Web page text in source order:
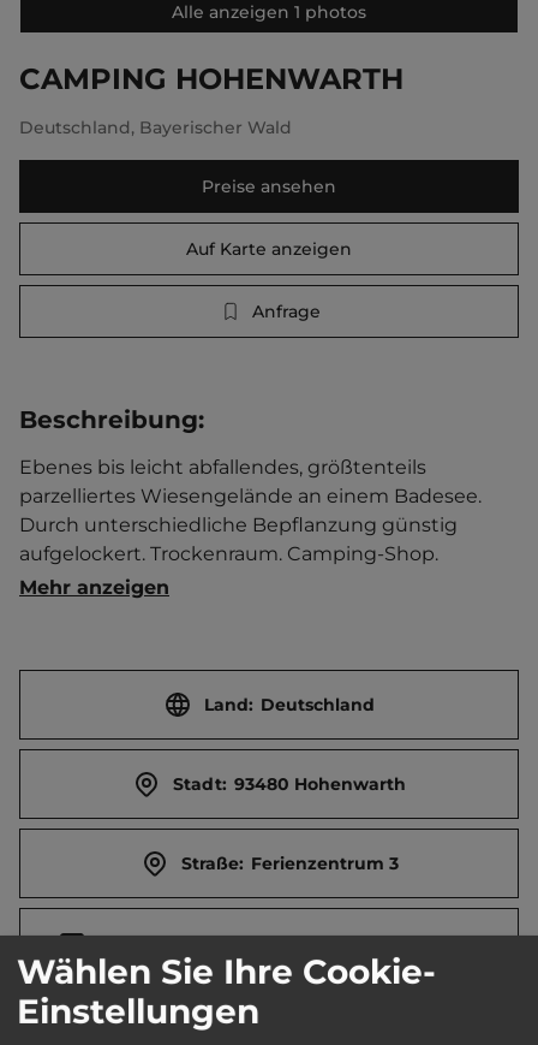
Alle anzeigen 1 photos
CAMPING HOHENWARTH
Deutschland, Bayerischer Wald
Preise ansehen
Auf Karte anzeigen
Anfrage
Beschreibung:
Ebenes bis leicht abfallendes, größtenteils
parzelliertes Wiesengelände an einem Badesee.
Durch unterschiedliche Bepflanzung günstig
aufgelockert. Trockenraum. Camping-Shop.
Boulebahn. Jugendraum. Imbiss. Brötchenservice.
Mittagsruhe 12-15 Uhr.
Mehr anzeigen
Land: Deutschland
Stadt: 93480 Hohenwarth
Straße: Ferienzentrum 3
E-Mail: info@campingplatz-hohenwarth.de
Webseite: www.campingplatz-hohenwarth.de
Wählen Sie Ihre Cookie-
Einstellungen